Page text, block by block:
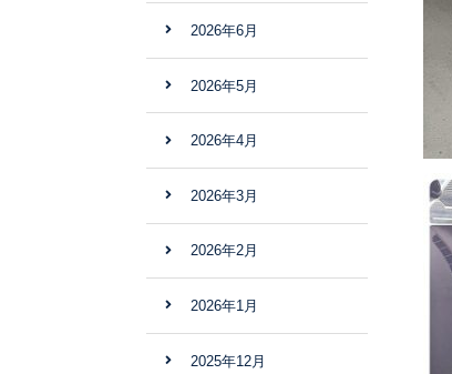
2026年6月
2026年5月
2026年4月
2026年3月
2026年2月
2026年1月
2025年12月